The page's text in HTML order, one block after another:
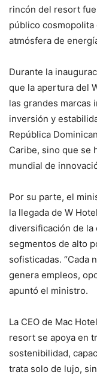
rincón del resort
público cosmopolita
atmósfera de
Durante la
que la apertura del
las grandes marcas
inversión y
República
Caribe, sino que se
mundial de
Por su parte, el
la llegada de W
diversificación de la
segmentos de alto
sofisticadas. “Cada
genera empleos,
apuntó el ministro.
La CEO de Mac
resort se apoya en
sostenibilidad,
trata solo de lujo,